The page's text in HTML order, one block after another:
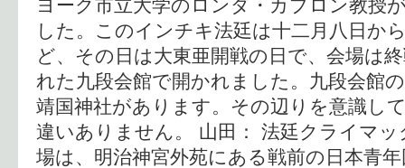
した。このインチキ法廷は十二月八日か
ど、その日は大東亜開戦の日で、会場は
れた九段会館で開かれました。九段会館
靖国神社があります。その辺りを意識し
違いありません。 山田： 法廷クライマ
場は、明治神宮外苑にある戦前の日本青